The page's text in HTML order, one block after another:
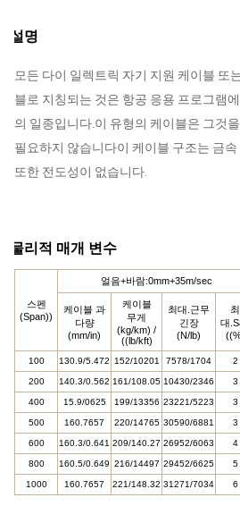
설명
모든 다이 일렉트릭 자기 지원 케이블 또
블로 지칭되는 것은 항공 응용 프로그램
의 일종입니다.이 유형의 케이블은 그것
필요하지 않습니다이 케이블 구조는 금
또한 전도성이 없습니다.
물리적 매개 변수
스펜
(Span))
얼음+바람:0mm+35m/sec
케이블 과
다량
(mm/in)
케이블
무게
(kg/km) /
((lb/kft)
최대.근무
긴장
(N/lb)
최
대
100 130.9/5.472 152/10201 7578/1704 2
200 140.3/0.562 161/108.05 10430/2346 3
400 15.9/0625 199/13356 23221/5223 3
500 160.7657 220/14765 30590/6881 3
600 160.3/0.641 209/140.27 26952/6063 4
800 160.5/0.649 216/14497 29452/6625 5
1000 160.7657 221/148.32 31271/7034 6